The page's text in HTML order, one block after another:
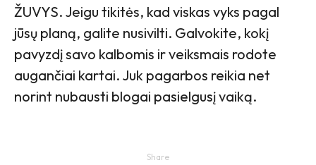
ŽUVYS. Jeigu tikitės, kad viskas vyks pagal
jūsų planą, galite nusivilti. Galvokite, kokį
pavyzdį savo kalbomis ir veiksmais rodote
augančiai kartai. Juk pagarbos reikia net
norint nubausti blogai pasielgusį vaiką.
Share